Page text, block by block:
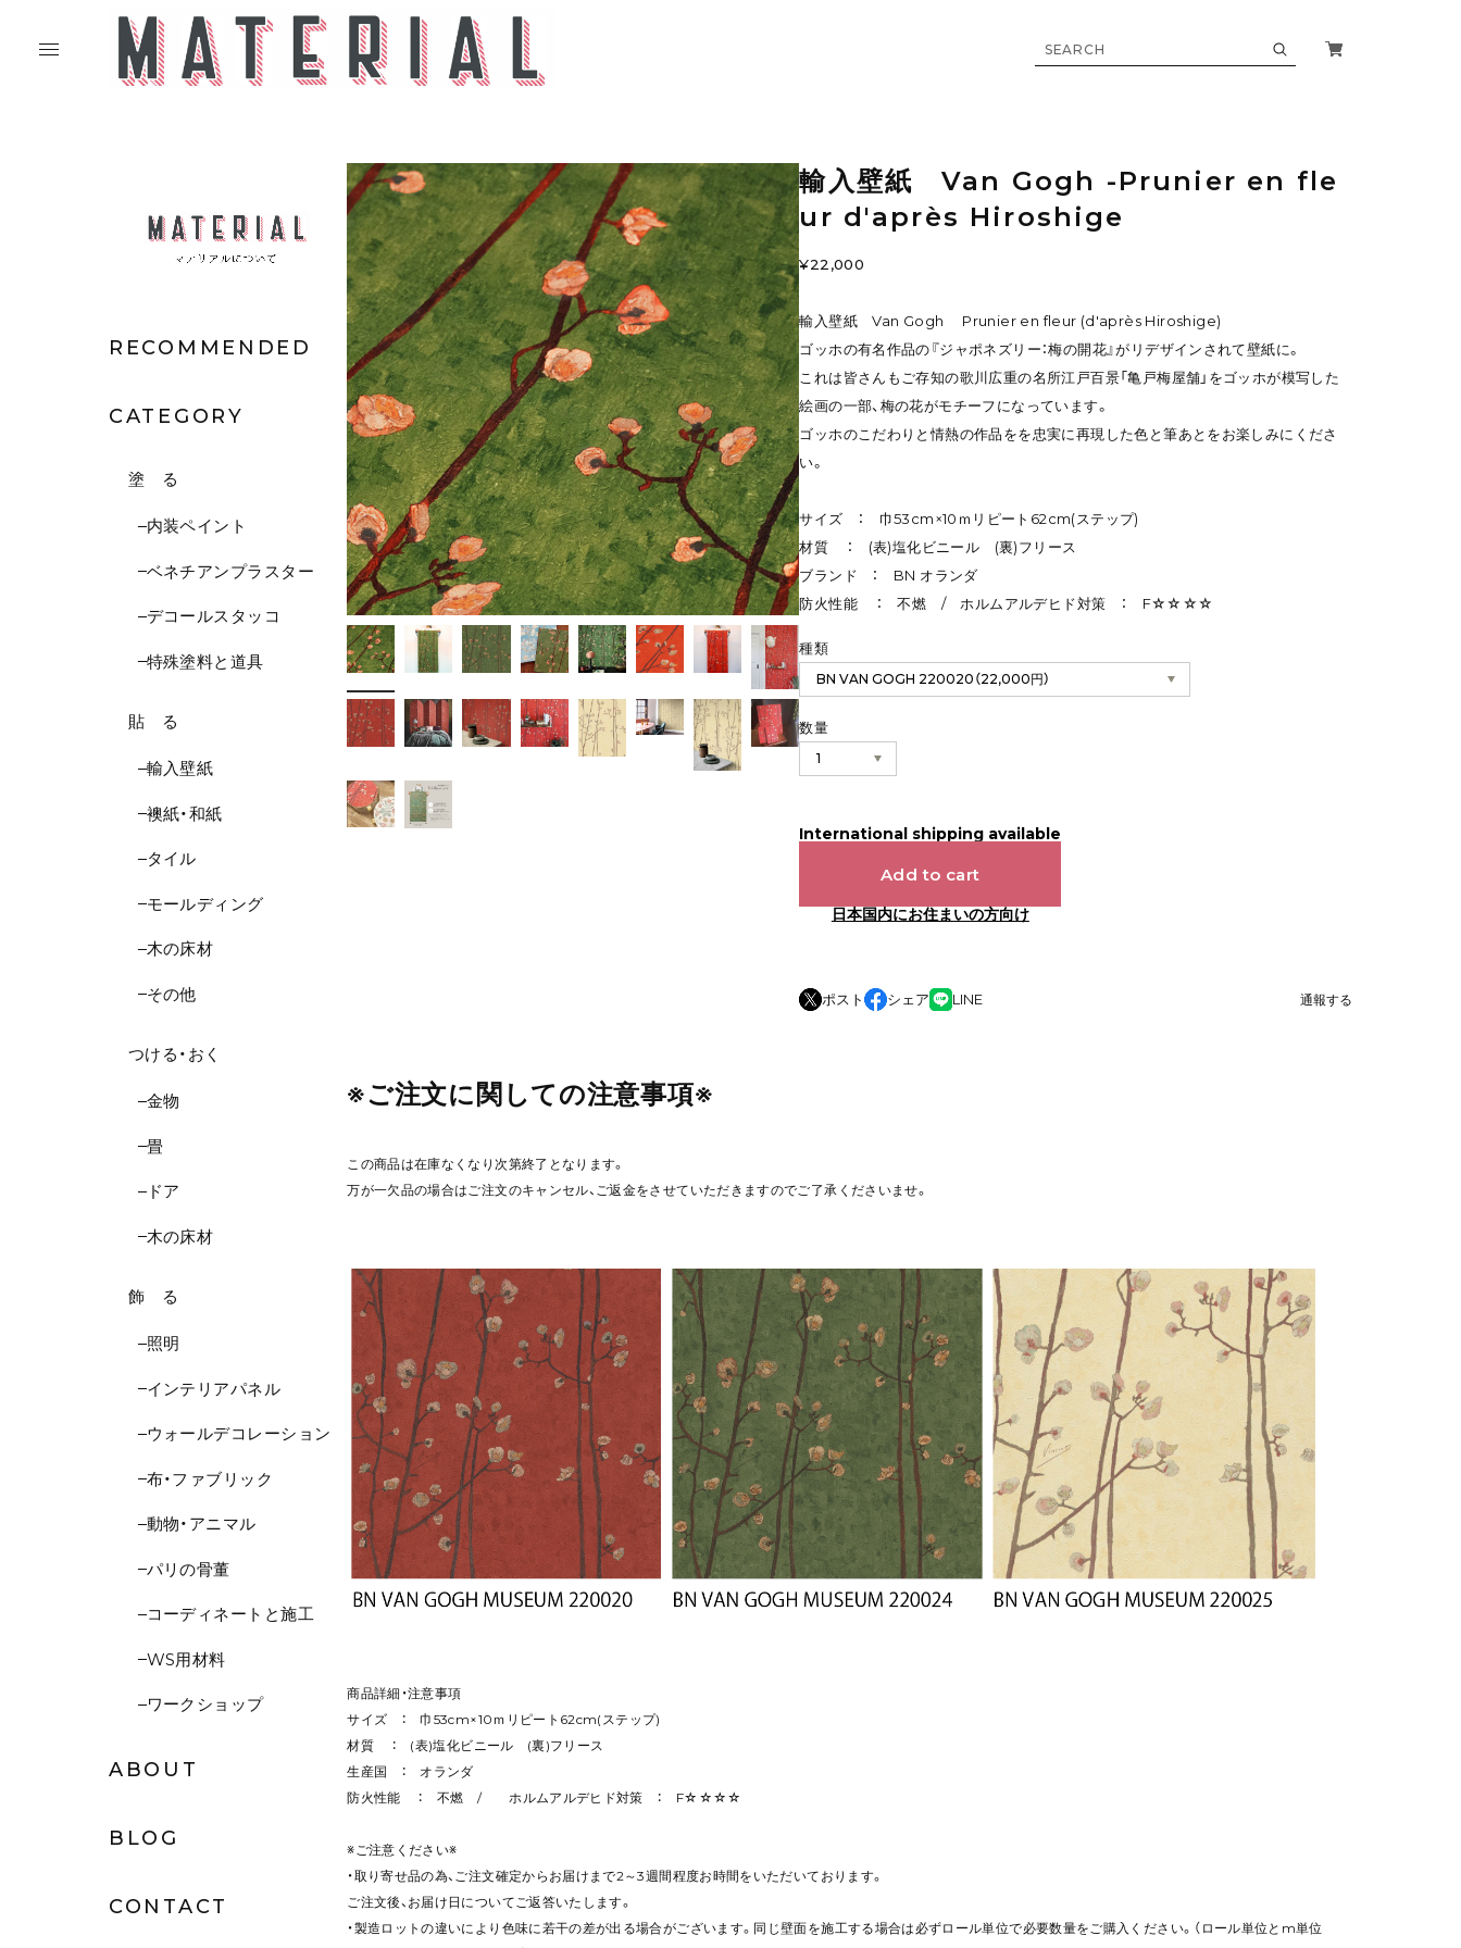
RECOMMENDED
CATEGORY
塗 る
内装ペイント
ベネチアンプラスター
デコールスタッコ
特殊塗料と道具
貼 る
輸入壁紙
襖紙・和紙
タイル
モールディング
木の床材
その他
つける・おく
金物
畳
ドア
木の床材
飾 る
照明
インテリアパネル
ウォールデコレーション
布・ファブリック
動物・アニマル
パリの骨董
コーディネートと施工
WS用材料
ワークショップ
ABOUT
BLOG
CONTACT
輸入壁紙 Van Gogh -Prunier en fle
ur d'après Hiroshige
¥22,000
輸入壁紙 Van Gogh Prunier en fleur (d'après Hiroshige)
ゴッホの有名作品の『ジャポネズリー：梅の開花』がリデザインされて壁紙に。
これは皆さんもご存知の歌川広重の名所江戸百景「亀戸梅屋舗」をゴッホが模写した
絵画の一部、梅の花がモチーフになっています。
ゴッホのこだわりと情熱の作品をを忠実に再現した色と筆あとをお楽しみにくださ
い。
サイズ ： 巾53cm×10ｍリピート62cm(ステップ)
材質 ： (表)塩化ビニール (裏)フリース
ブランド ： BN オランダ
防火性能 ： 不燃 / ホルムアルデヒド対策 ： F☆☆☆☆
種類
数量
International shipping available
Add to cart
日本国内にお住まいの方向け
ポスト シェア LINE 通報する
※ご注文に関しての注意事項※
この商品は在庫なくなり次第終了となります。
万が一欠品の場合はご注文のキャンセル、ご返金をさせていただきますのでご了承くださいませ。
商品詳細・注意事項
サイズ ： 巾53cm×10ｍリピート62cm(ステップ)
材質 ： (表)塩化ビニール (裏)フリース
生産国 ： オランダ
防火性能 ： 不燃 / ホルムアルデヒド対策 ： F☆☆☆☆
※ご注意ください※
・取り寄せ品の為、ご注文確定からお届けまで2～3週間程度お時間をいただいております。
ご注文後、お届け日についてご返答いたします。
・製造ロットの違いにより色味に若干の差が出る場合がございます。同じ壁面を施工する場合は必ずロール単位で必要数量をご購入ください。（ロール単位とm単位